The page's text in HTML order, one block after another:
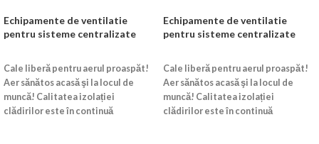
Echipamente de ventilatie
pentru sisteme centralizate
Cale liberă pentru aerul proaspăt!
Aer sănătos acasă şi la locul de
muncă! Calitatea izolației
clădirilor este în continuă
Echipamente de ventilatie
pentru sisteme centralizate
Cale liberă pentru aerul proaspăt!
Aer sănătos acasă şi la locul de
muncă! Calitatea izolației
clădirilor este în continuă